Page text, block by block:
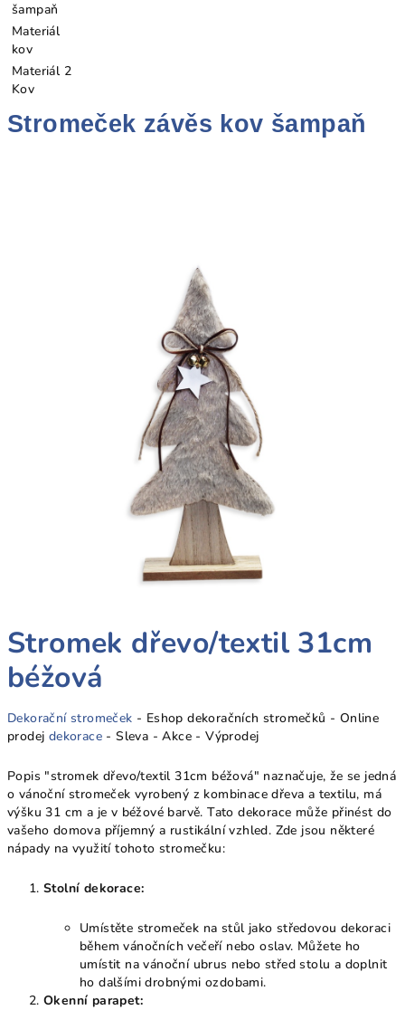
šampaň
Materiál
kov
Materiál 2
Kov
Stromeček závěs kov šampaň
Stromek dřevo/textil 31cm
béžová
Dekorační stromeček - Eshop dekoračních stromečků - Online
prodej dekorace - Sleva - Akce - Výprodej
Popis "stromek dřevo/textil 31cm béžová" naznačuje, že se jedná
o vánoční stromeček vyrobený z kombinace dřeva a textilu, má
výšku 31 cm a je v béžové barvě. Tato dekorace může přinést do
vašeho domova příjemný a rustikální vzhled. Zde jsou některé
nápady na využití tohoto stromečku:
Stolní dekorace:
Umístěte stromeček na stůl jako středovou dekoraci
během vánočních večeří nebo oslav. Můžete ho
umístit na vánoční ubrus nebo střed stolu a doplnit
ho dalšími drobnými ozdobami.
Okenní parapet: